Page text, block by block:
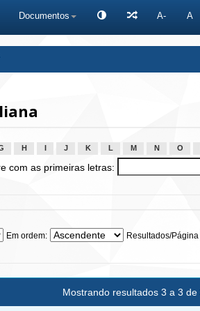
Documentos A- A
H J K L M N O
com as primeiras letras:
Em ordem: Resultados/Página
Mostrando resultados 3 a 3 de